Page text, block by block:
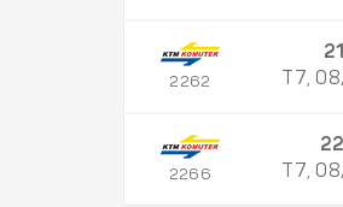
2262
T7,
2266
T7,